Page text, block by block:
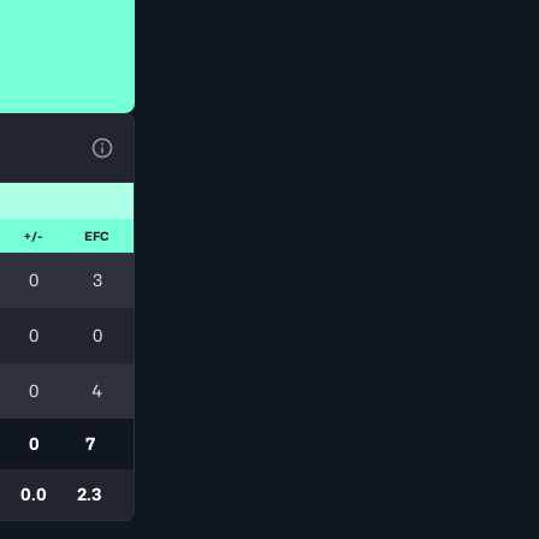
+/- EFC
0 3
0 0
0 4
0 7
0.0 2.3